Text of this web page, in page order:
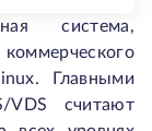
система,
Главными
VDS считают